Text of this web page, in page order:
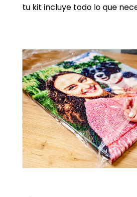
tu kit incluye todo lo que